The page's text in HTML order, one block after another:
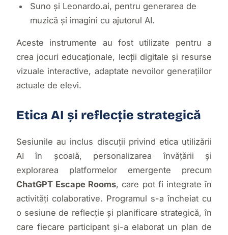
Suno și Leonardo.ai, pentru generarea de
muzică și imagini cu ajutorul AI.
Aceste instrumente au fost utilizate pentru a
crea jocuri educaționale, lecții digitale și resurse
vizuale interactive, adaptate nevoilor generațiilor
actuale de elevi.
Etica AI și reflecție strategică
Sesiunile au inclus discuții privind etica utilizării
AI în școală, personalizarea învățării și
explorarea platformelor emergente precum
ChatGPT Escape Rooms, care pot fi integrate în
activități colaborative. Programul s-a încheiat cu
o sesiune de reflecție și planificare strategică, în
care fiecare participant și-a elaborat un plan de